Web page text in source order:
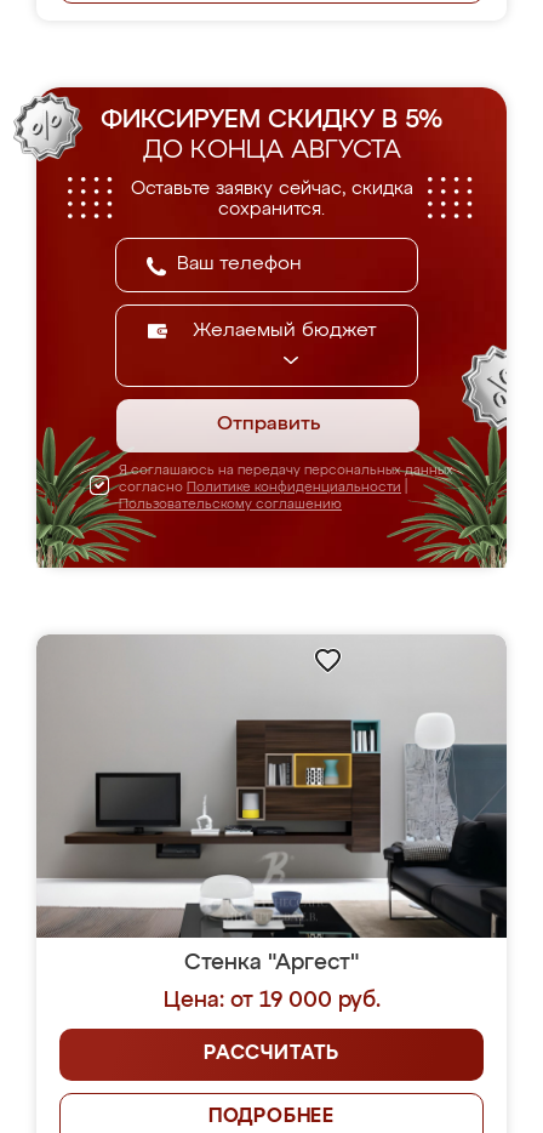
ФИКСИРУЕМ СКИДКУ В 5%
ДО КОНЦА АВГУСТА
Оставьте заявку сейчас, скидка
сохранится.
Желаемый бюджет
Отправить
Я соглашаюсь на передачу персональных данных
согласно Политике конфиденциальности
Пользовательскому соглашению
Стенка "Аргест"
Цена: от 19 000 руб.
РАССЧИТАТЬ
ПОДРОБНЕЕ